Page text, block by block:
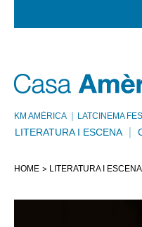
KM AMÈRICA LATCINEMA
LITERATURA I ESCENA
HOME LITERATURA I ESCENA